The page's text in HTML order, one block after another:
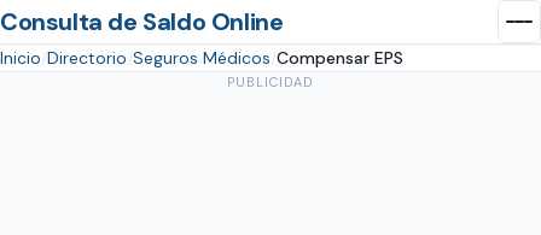
Consulta de Saldo Online
Inicio Directorio Seguros Médicos Compensar EPS
PUBLICIDAD